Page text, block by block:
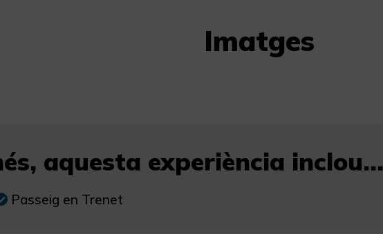
Imatges
aquesta experiència inclou...
Passeig en Trenet